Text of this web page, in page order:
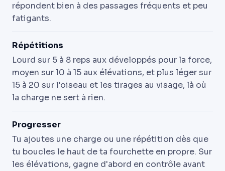
répondent bien à des passages fréquents et peu
fatigants.
Répétitions
Lourd sur 5 à 8 reps aux développés pour la force,
moyen sur 10 à 15 aux élévations, et plus léger sur
15 à 20 sur l'oiseau et les tirages au visage, là où
la charge ne sert à rien.
Progresser
Tu ajoutes une charge ou une répétition dès que
tu boucles le haut de ta fourchette en propre. Sur
les élévations, gagne d'abord en contrôle avant